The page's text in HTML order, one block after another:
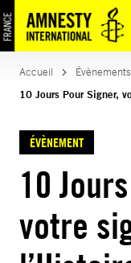
Accueil
Évènements
10 Jours Pour Signer,
ÉVÈNEMENT
10
votre